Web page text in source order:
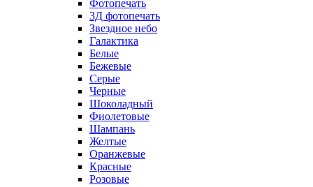
Фотопечать
3Д фотопечать
Звездное небо
Галактика
Белые
Бежевые
Серые
Черные
Шоколадный
Фиолетовые
Шампань
Желтые
Оранжевые
Красные
Розовые